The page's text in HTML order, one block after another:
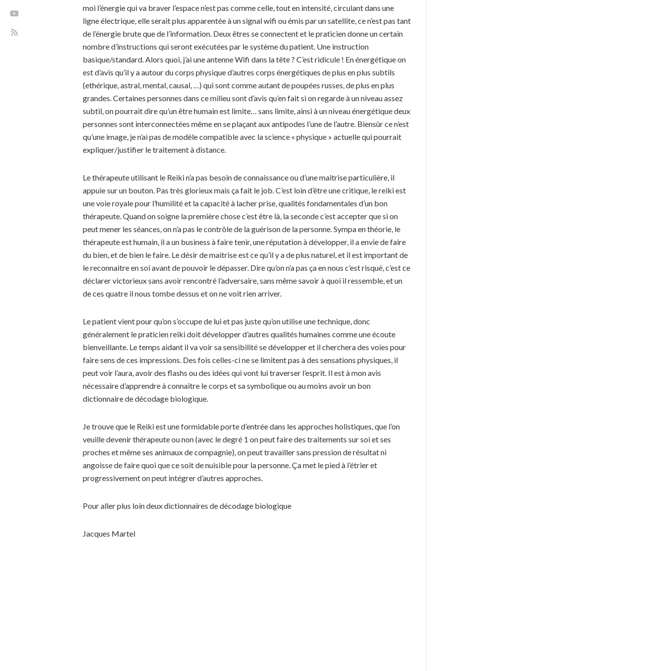
moi l’énergie qui va braver l’espace n’est pas comme celle, tout en intensité, circulant dans une
ligne électrique, elle serait plus apparentée à un signal wifi ou émis par un satellite, ce n’est pas tant
de l’énergie brute que de l’information. Deux êtres se connectent et le praticien donne un certain
nombre d’instructions qui seront exécutées par le système du patient. Une instruction
basique/standard. Alors quoi, j’ai une antenne Wifi dans la tête ? C’est ridicule ! En énergétique on
est d’avis qu’il y a autour du corps physique d’autres corps énergétiques de plus en plus subtils
(ethérique, astral, mental, causal, …) qui sont comme autant de poupées russes, de plus en plus
grandes. Certaines personnes dans ce milieu sont d’avis qu’en fait si on regarde à un niveau assez
subtil, on pourrait dire qu’un être humain est limite… sans limite, ainsi à un niveau énergétique deux
personnes sont interconnectées même en se plaçant aux antipodes l’une de l’autre. Biensûr ce n’est
qu’une image, je n’ai pas de modèle compatible avec la science « physique » actuelle qui pourrait
expliquer/justifier le traitement à distance.
Le thérapeute utilisant le Reiki n’a pas besoin de connaissance ou d’une maitrise particulière, il
appuie sur un bouton. Pas très glorieux mais ça fait le job. C’est loin d’être une critique, le reiki est
une voie royale pour l’humilité et la capacité à lacher prise, qualités fondamentales d’un bon
thérapeute. Quand on soigne la première chose c’est être là, la seconde c’est accepter que si on
peut mener les séances, on n’a pas le contrôle de la guérison de la personne. Sympa en théorie, le
thérapeute est humain, il a un business à faire tenir, une réputation à développer, il a envie de faire
du bien, et de bien le faire. Le désir de maitrise est ce qu’il y a de plus naturel, et il est important de
le reconnaitre en soi avant de pouvoir le dépasser. Dire qu’on n’a pas ça en nous c’est risqué, c’est ce
déclarer victorieux sans avoir rencontré l’adversaire, sans même savoir à quoi il ressemble, et un
de ces quatre il nous tombe dessus et on ne voit rien arriver.
Le patient vient pour qu’on s’occupe de lui et pas juste qu’on utilise une technique, donc
généralement le praticien reiki doit développer d’autres qualités humaines comme une écoute
bienveillante. Le temps aidant il va voir sa sensibilité se développer et il cherchera des voies pour
faire sens de ces impressions. Des fois celles-ci ne se limitent pas à des sensations physiques, il
peut voir l’aura, avoir des flashs ou des idées qui vont lui traverser l’esprit. Il est à mon avis
nécessaire d’apprendre à connaitre le corps et sa symbolique ou au moins avoir un bon
dictionnaire de décodage biologique.
Je trouve que le Reiki est une formidable porte d’entrée dans les approches holistiques, que l’on
veuille devenir thérapeute ou non (avec le degré 1 on peut faire des traitements sur soi et ses
proches et même ses animaux de compagnie), on peut travailler sans pression de résultat ni
angoisse de faire quoi que ce soit de nuisible pour la personne. Ça met le pied à l’étrier et
progressivement on peut intégrer d’autres approches.
Pour aller plus loin deux dictionnaires de décodage biologique
Jacques Martel